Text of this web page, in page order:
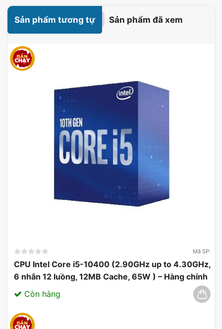
Sản phẩm tương tự Sản phẩm đã xem
Mã SP:
CPU Intel Core i5-10400 (2.90GHz up to 4.30GHz,
6 nhân 12 luồng, 12MB Cache, 65W ) – Hàng chính
hãng 03/2025
Còn hàng